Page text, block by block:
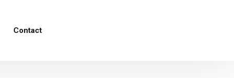
Contact